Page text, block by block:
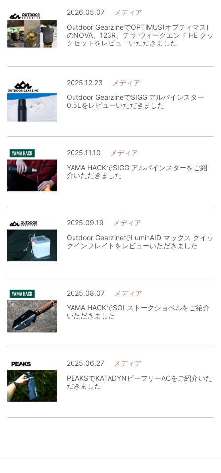
2026.05.07
メディア
Outdoor GearzineでOPTIMUS(オプティマス)
のNOVA、123R、テラ ウィークエンド HE クッ
クセットをレビューいただきました
2025.12.23
メディア
Outdoor GearzineでSIGG アルパインスター
0.5Lをレビューいただきました
2025.11.10
メディア
YAMA HACKでSIGG アルパインスターをご紹
介いただきました
2025.09.19
メディア
Outdoor GearzineでLuminAID マックス クイッ
クインフレイトをレビューいただきました
2025.08.07
メディア
YAMA HACKでSOLストークショベルをご紹介
いただきました
2025.06.27
メディア
PEAKSでKATADYNビーフリーACをご紹介いた
だきました